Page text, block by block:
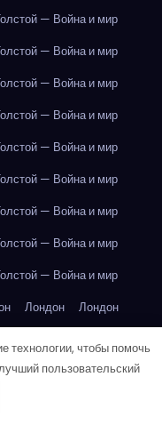
— Война и мир
— Война и мир
— Война и мир
— Война и мир
— Война и мир
— Война и мир
— Война и мир
— Война и мир
— Война и мир
Лондон
Лондон
Лондон
Лондон
технологии, чтобы помочь
пользовательский